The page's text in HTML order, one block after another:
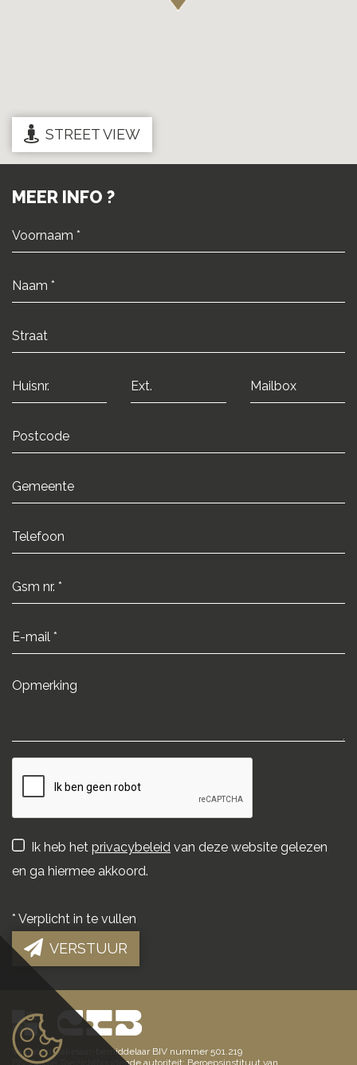
STREET VIEW
MEER INFO ?
Ik heb het privacybeleid van deze website gelezen
en ga hiermee akkoord.
* Verplicht in te vullen
VERSTUUR
Vastgoedmakelaar-bemiddelaar BIV nummer 501.219